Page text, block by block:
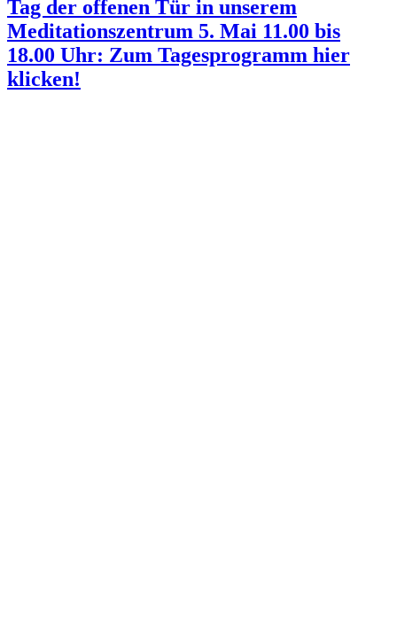
Tag der offenen Tür in unserem
Meditationszentrum 5. Mai 11.00 bis
18.00 Uhr: Zum Tagesprogramm hier
klicken!